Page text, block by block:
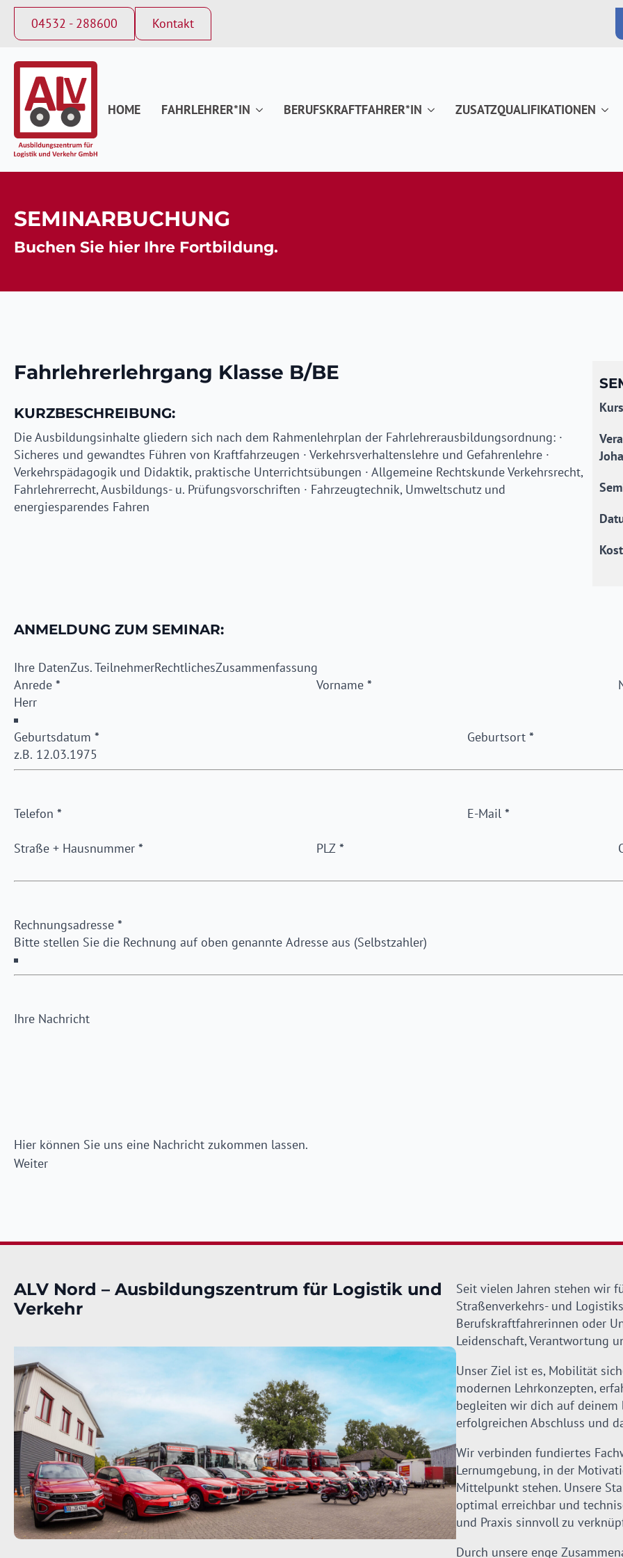
04532 - 288600 Kontakt
HOME FAHRLEHRER*IN BERUFSKRAFTFAHRER*IN ZUSATZQUALIFIKATIONEN
SEMINARBUCHUNG
Buchen Sie hier Ihre Fortbildung.
Fahrlehrerlehrgang Klasse B/BE
KURZBESCHREIBUNG:
Die Ausbildungsinhalte gliedern sich nach dem Rahmenlehrplan der Fahrlehrerausbildungsordnung: ·
Sicheres und gewandtes Führen von Kraftfahrzeugen · Verkehrsverhaltenslehre und Gefahrenlehre ·
Verkehrspädagogik und Didaktik, praktische Unterrichtsübungen · Allgemeine Rechtskunde Verkehrsrecht,
Fahrlehrerrecht, Ausbildungs- u. Prüfungsvorschriften · Fahrzeugtechnik, Umweltschutz und
energiesparendes Fahren
ANMELDUNG ZUM SEMINAR:
Ihre DatenZus. TeilnehmerRechtlichesZusammenfassung
Anrede * Vorname *
Geburtsdatum * Geburtsort *
Telefon * E-Mail *
Straße + Hausnummer * PLZ *
Rechnungsadresse *
Ihre Nachricht
Hier können Sie uns eine Nachricht zukommen lassen.
Weiter
ALV Nord – Ausbildungszentrum für Logistik und
Verkehr
Seit vielen Jahren stehen wir
Straßenverkehrs- und
Berufskraftfahrerinnen oder
Leidenschaft, Verantwortung
Unser Ziel ist es, Mobilität
modernen Lehrkonzepten,
begleiten wir dich auf deinem
erfolgreichen Abschluss und
Wir verbinden fundiertes
Lernumgebung, in der
Mittelpunkt stehen. Unsere
optimal erreichbar und
und Praxis sinnvoll zu
Durch unsere enge